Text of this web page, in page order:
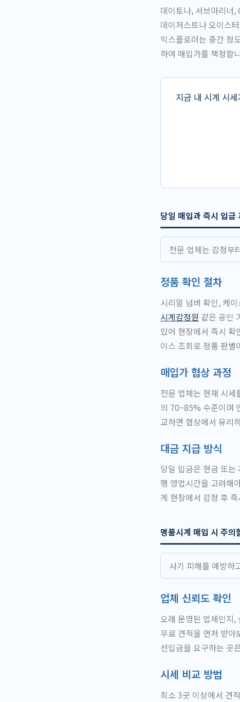
데이토나, 서브마리너
데이저스트나 오이스
익스플로러는 중간 정
하여 매입가를 책정합
지금 내 시계 시
당일 매입과 즉시 입금
전문 업체는 감정부
정품 확인 절차
시리얼 넘버 확인, 케
시계감정원 같은 공인
있어 현장에서 즉시 확
이스 조회로 정품 판별
매입가 협상 과정
전문 업체는 현재 시세
의 70~85% 수준이며
교하면 협상에서 유리
대금 지급 방식
당일 입금은 현금 또는
행 영업시간을 고려해
게 현장에서 감정 후
명품시계 매입 시 주의
사기 피해를 예방하
업체 신뢰도 확인
오래 운영된 업체인지
무료 견적을 먼저 받
선입금을 요구하는 곳
시세 비교 방법
최소 3곳 이상에서 견